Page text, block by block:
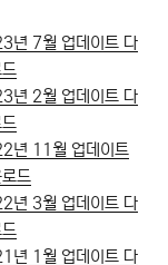
년 7월 업데이트 다
년 2월 업데이트 다
년 11월 업데이트
드
년 3월 업데이트 다
년 1월 업데이트 다